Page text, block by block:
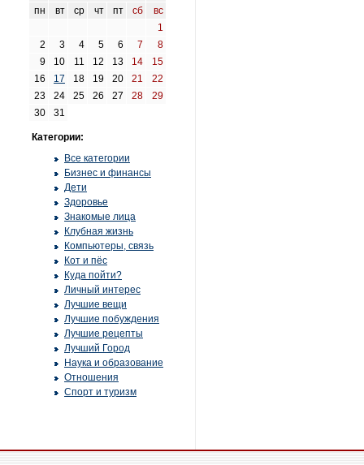
пн вт ср чт пт сб
вс
1
2
3 4 5 6 7
8
9
10 11 12 13 14
15
16
17 18 19 20 21
22
23
24 25 26 27 28
29
30
31
Категории:
Все категории
Бизнес и финансы
Дети
Здоровье
Знакомые лица
Клубная жизнь
Компьютеры, связь
Кот и пёс
Куда пойти?
Личный интерес
Лучшие вещи
Лучшие побуждения
Лучшие рецепты
Лучший Город
Наука и образование
Отношения
Спорт и туризм